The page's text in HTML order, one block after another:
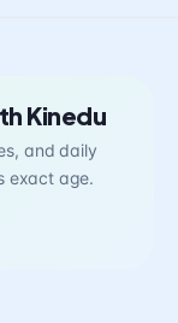
Kinedu
and daily
exact age.